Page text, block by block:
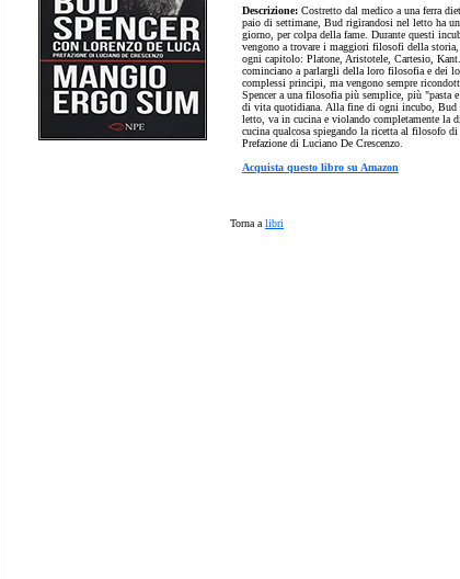
Descrizione: Costretto dal medico a una ferra
paio di settimane, Bud rigirandosi nel letto ha
giorno, per colpa della fame. Durante questi
vengono a trovare i maggiori filosofi della storia,
ogni capitolo: Platone, Aristotele, Cartesio,
cominciano a parlargli della loro filosofia e dei
complessi principi, ma vengono sempre
Spencer a una filosofia più semplice, più "pasta
di vita quotidiana. Alla fine di ogni incubo, Bud
letto, va in cucina e violando completamente la
cucina qualcosa spiegando la ricetta al filosofo di
Prefazione di Luciano De Crescenzo.
Acquista questo libro su Amazon
Torna a libri